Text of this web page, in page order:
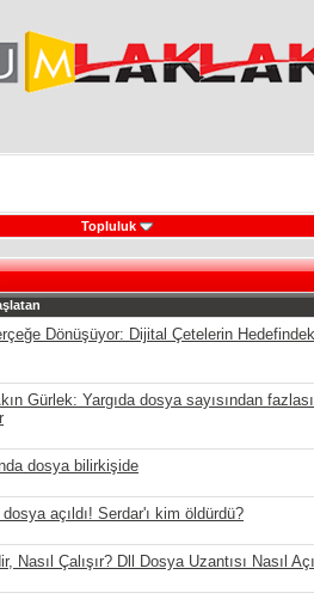
Topluluk
Dönüşüyor: Dijital Çetelerin
Gürlek: Yargıda dosya sayısından fazlası
dosya bilirkişide
açıldı! Serdar'ı kim öldürdü?
Nasıl Çalışır? Dll Dosya Uzantısı Nasıl